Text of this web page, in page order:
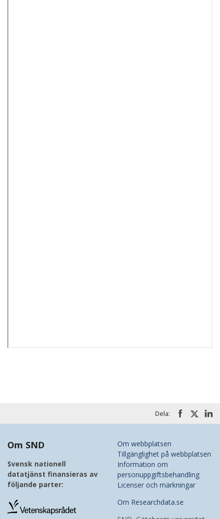
Dela:
Om SND
Svensk nationell
datatjänst finansieras av
följande parter:
Om webbplatsen
Tillgänglighet på webbplatsen
Information om
personuppgiftsbehandling
Licenser och märkningar
Om Researchdata.se